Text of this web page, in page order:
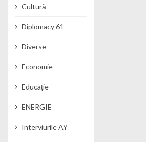
Cultură
Diplomacy 61
Diverse
Economie
Educație
ENERGIE
Interviurile AY